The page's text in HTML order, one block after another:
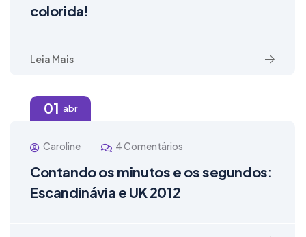
colorida!
Leia Mais
01 abr
Caroline 4 Comentários
Contando os minutos e os segundos:
Escandinávia e UK 2012